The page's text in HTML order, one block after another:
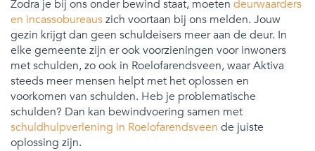
Zodra je bij ons onder bewind staat, moeten deurwaarders
en incassobureauszich voortaan bij ons melden. Jouw
gezin krijgt dan geen schuldeisers meer aan de deur. In
elke gemeente zijn er ook voorzieningen voor inwoners
met schulden, zo ook in Roelofarendsveen, waar Aktiva
steeds meer mensen helpt met het oplossen en
voorkomen van schulden. Heb je problematische
schulden? Dan kan bewindvoering samen met
schuldhulpverlening in Roelofarendsveen de juiste
oplossing zijn.